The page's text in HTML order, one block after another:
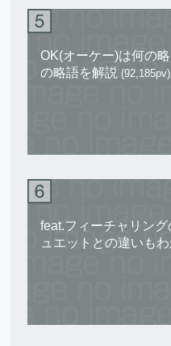
OK(オーケー)は何の
の略語を解説 (92,185pv)
feat.フィーチャリン
ュエットとの違いも